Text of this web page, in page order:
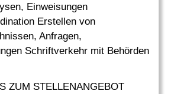
Einweisungen
Erstellen von
Anfragen,
Schriftverkehr mit Behörden
ZUM STELLENANGEBOT